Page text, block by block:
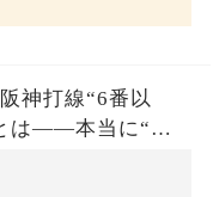
神打線“6番以
は——本当に“強